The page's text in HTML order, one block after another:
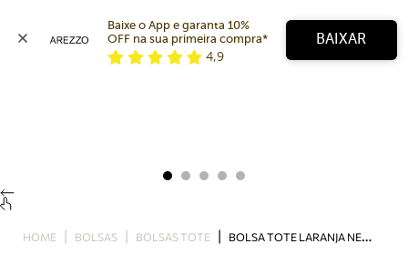
Bolsa
Baixe o App e garanta 10%
OFF na sua primeira compra*
4,9
BAIXAR
HOME BOLSAS BOLSAS TOTE B
OLSA TOTE LARANJA NEUTRAL DESIRE MÉDIA